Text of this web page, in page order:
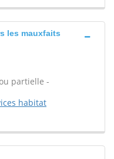
les mauxfaits
partielle -
habitat